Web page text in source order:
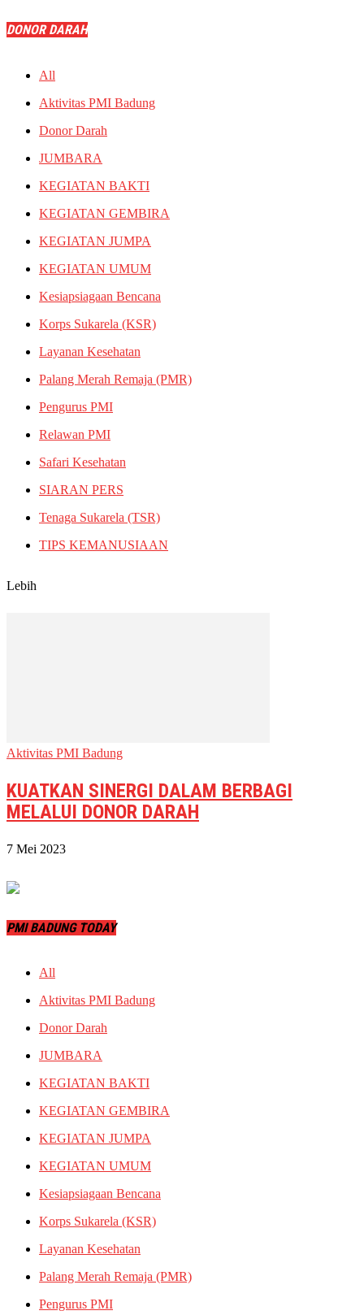
DONOR DARAH
All
Aktivitas PMI Badung
Donor Darah
JUMBARA
KEGIATAN BAKTI
KEGIATAN GEMBIRA
KEGIATAN JUMPA
KEGIATAN UMUM
Kesiapsiagaan Bencana
Korps Sukarela (KSR)
Layanan Kesehatan
Palang Merah Remaja (PMR)
Pengurus PMI
Relawan PMI
Safari Kesehatan
SIARAN PERS
Tenaga Sukarela (TSR)
TIPS KEMANUSIAAN
Lebih
Aktivitas PMI Badung
KUATKAN SINERGI DALAM BERBAGI
MELALUI DONOR DARAH
7 Mei 2023
PMI BADUNG TODAY
All
Aktivitas PMI Badung
Donor Darah
JUMBARA
KEGIATAN BAKTI
KEGIATAN GEMBIRA
KEGIATAN JUMPA
KEGIATAN UMUM
Kesiapsiagaan Bencana
Korps Sukarela (KSR)
Layanan Kesehatan
Palang Merah Remaja (PMR)
Pengurus PMI